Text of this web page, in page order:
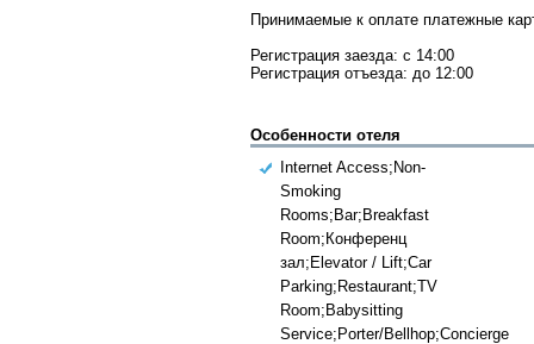
Принимаемые к оплате платежные
Регистрация заезда: с 14:00
Регистрация отъезда: до 12:00
Особенности отеля
Internet Access;Non-
Smoking
Rooms;Bar;Breakfast
Room;Конференц
зал;Elevator / Lift;Car
Parking;Restaurant;TV
Room;Babysitting
Service;Porter/Bellhop;Concierge